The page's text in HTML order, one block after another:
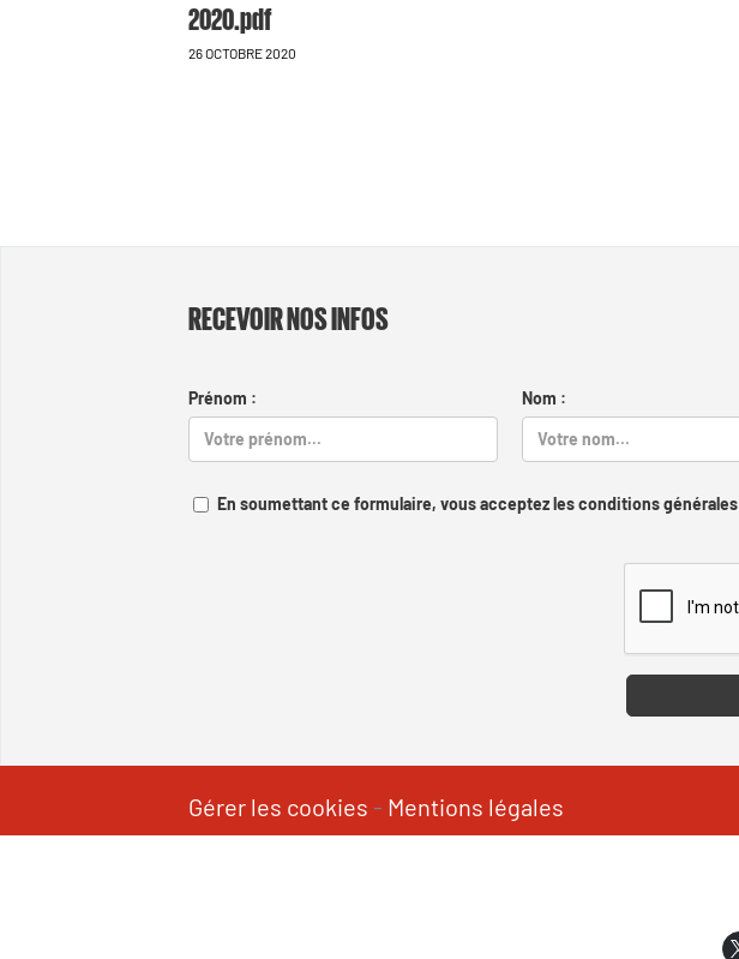
2020.pdf
26 OCTOBRE 2020
RECEVOIR NOS INFOS
Prénom : Nom :
En soumettant ce formulaire, vous acceptez les conditions générales
Gérer les cookies - Mentions légales